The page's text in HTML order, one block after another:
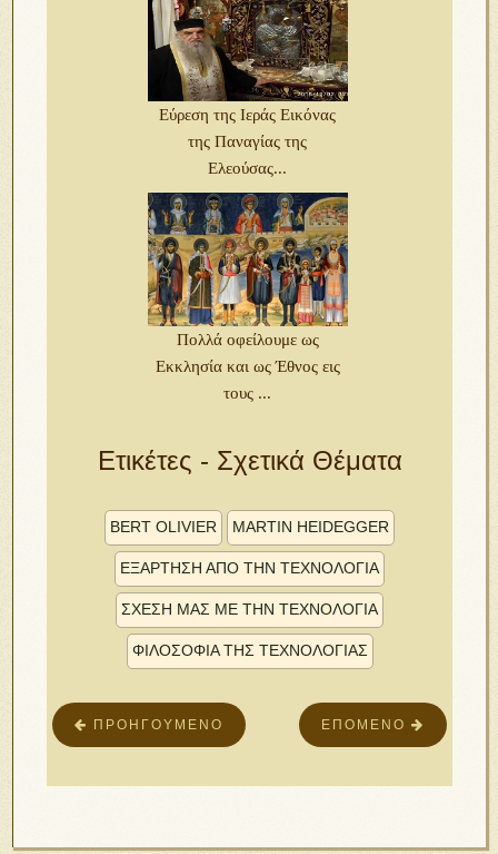
Εύρεση της Ιεράς Εικόνας
της Παναγίας της
Ελεούσας...
Πολλά οφείλουμε ως
Εκκλησία και ως Έθνος εις
τους ...
Ετικέτες - Σχετικά Θέματα
BERT OLIVIER MARTIN HEIDEGGER
ΕΞΑΡΤΗΣΗ ΑΠΟ ΤΗΝ ΤΕΧΝΟΛΟΓΙΑ
ΣΧΕΣΗ ΜΑΣ ΜΕ ΤΗΝ ΤΕΧΝΟΛΟΓΙΑ
ΦΙΛΟΣΟΦΙΑ ΤΗΣ ΤΕΧΝΟΛΟΓΙΑΣ
ΕΠΌΜΕΝΟ
ΠΡΟΗΓΟΎΜΕΝΟ